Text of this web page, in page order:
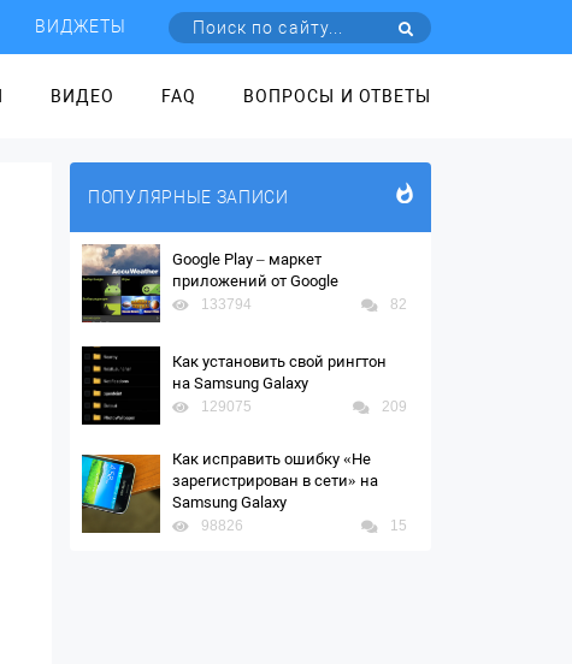
ВИДЖЕТЫ
ВИДЕО FAQ ВОПРОСЫ И ОТВЕТЫ
ПОПУЛЯРНЫЕ ЗАПИСИ
Google Play – маркет
приложений от Google
133794 82
Как установить свой рингтон
на Samsung Galaxy
129075 209
Как исправить ошибку «Не
зарегистрирован в сети» на
Samsung Galaxy
98826 15